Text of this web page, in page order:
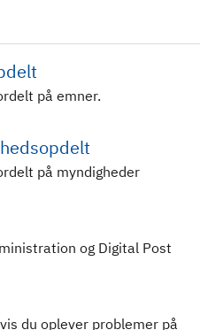
på emner.
på myndigheder
og Digital Post
du oplever problemer på